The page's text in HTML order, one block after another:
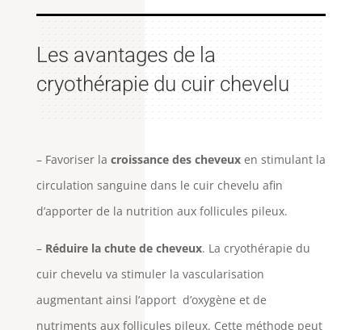
Les avantages de la
cryothérapie du cuir chevelu
– Favoriser la croissance des cheveuxen stimulant la
circulation sanguine dans le cuir chevelu afin
d’apporter de la nutrition aux follicules pileux.
– Réduire la chute de cheveux. La cryothérapie du
cuir chevelu va stimuler la vascularisation
augmentant ainsi l’apport d’oxygène et de
nutriments aux follicules pileux. Cette méthode peut